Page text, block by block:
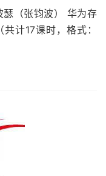
（张钧波） 华为存
计17课时，格式：